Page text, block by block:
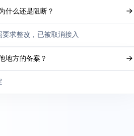
什么还是阻断？
求整改，已被取消接入
地方的备案？